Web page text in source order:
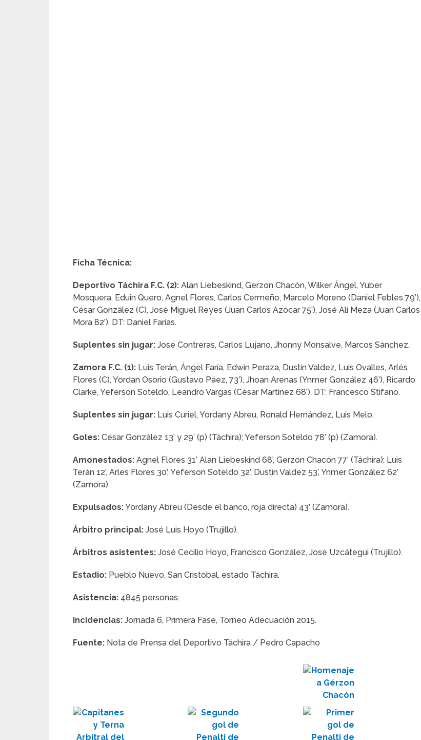
Ficha Técnica:
Deportivo Táchira F.C. (2): Alan Liebeskind, Gerzon Chacón, Wilker Ángel, Yuber
Mosquera, Eduin Quero, Agnel Flores, Carlos Cermeño, Marcelo Moreno (Daniel Febles 79’),
César González (C), José Miguel Reyes (Juan Carlos Azócar 75’), José Alí Meza (Juan Carlos
Mora 82’). DT: Daniel Farías.
Suplentes sin jugar: José Contreras, Carlos Lujano, Jhonny Monsalve, Marcos Sánchez.
Zamora F.C. (1): Luis Terán, Ángel Faría, Edwin Peraza, Dustin Valdez, Luis Ovalles, Arlés
Flores (C), Yordan Osorio (Gustavo Páez, 73’), Jhoan Arenas (Ynmer González 46’), Ricardo
Clarke, Yeferson Soteldo, Leandro Vargas (César Martínez 68’). DT: Francesco Stifano.
Suplentes sin jugar: Luis Curiel, Yordany Abreu, Ronald Hernández, Luis Melo.
Goles: César González 13’ y 29’ (p) (Táchira); Yeferson Soteldo 78’ (p) (Zamora).
Amonestados: Agnel Flores 31’ Alan Liebeskind 68’, Gerzon Chacón 77’ (Táchira); Luis
Terán 12’, Arles Flores 30’, Yeferson Soteldo 32’, Dustin Valdez 53’, Ynmer González 62’
(Zamora).
Expulsados:Yordany Abreu (Desde el banco, roja directa) 43’ (Zamora).
Árbitro principal: José Luis Hoyo (Trujillo).
Árbitros asistentes: José Cecilio Hoyo, Francisco González, José Uzcátegui (Trujillo).
Estadio: Pueblo Nuevo, San Cristóbal, estado Táchira.
Asistencia: 4845 personas.
Incidencias: Jornada 6, Primera Fase, Torneo Adecuación 2015.
Fuente: Nota de Prensa del Deportivo Táchira / Pedro Capacho